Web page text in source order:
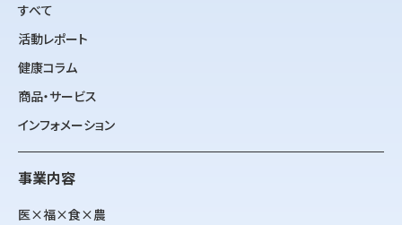
すべて
活動レポート
健康コラム
商品・サービス
インフォメーション
事業内容
医×福×食×農